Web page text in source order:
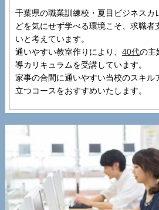
千葉県の職業訓練校・夏目ビジネスカ
どを気にせず学べる環境こそ、求職者
いと考えています。
通いやすい教室作りにより、 40代の主
導カリキュラムを受講しています。
家事の合間に通いやすい当校のスキル
立つコースをおすすめいたします。